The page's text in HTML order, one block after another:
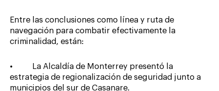
Entre las conclusiones como línea y ruta de
navegación para combatir efectivamente la
criminalidad, están:
• La Alcaldía de Monterrey presentó la
estrategia de regionalización de seguridad junto a
municipios del sur de Casanare.